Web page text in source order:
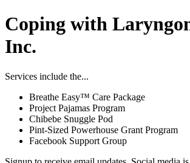
Coping with
Inc.
Services include the...
Breathe Easy™ Care Package
Project Pajamas Program
Chibebe Snuggle Pod
Pint-Sized Powerhouse Grant Program
Facebook Support Group